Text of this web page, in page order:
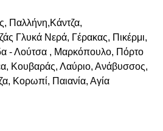
Παλλήνη,Κάντζα,
Γλυκά Νερά, Γέρακας, Πικέρμι,
- Λούτσα , Μαρκόπουλο, Πόρτο
Κουβαράς, Λαύριο, Ανάβυσσος,
Κορωπί, Παιανία, Αγία